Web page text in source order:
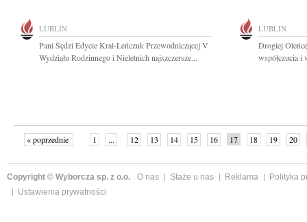
LUBLIN
Pani Sędzi Edycie Kral-Leńczuk Przewodniczącej V
Wydziału Rodzinnego i Nieletnich najszczersze...
LUBLIN
Drogiej
współczucia i
« poprzednie 1 ... 12 13 14 15 16 17 18 19
20
Copyright © Wyborcza sp. z o.o. O nas Staże u nas Reklama
Polityka
Ustawienia prywatności